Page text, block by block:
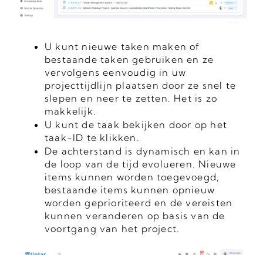
U kunt nieuwe taken maken of
bestaande taken gebruiken en ze
vervolgens eenvoudig in uw
projecttijdlijn plaatsen door ze snel te
slepen en neer te zetten. Het is zo
makkelijk.
U kunt de taak bekijken door op het
taak-ID te klikken.
De achterstand is dynamisch en kan in
de loop van de tijd evolueren. Nieuwe
items kunnen worden toegevoegd,
bestaande items kunnen opnieuw
worden geprioriteerd en de vereisten
kunnen veranderen op basis van de
voortgang van het project.